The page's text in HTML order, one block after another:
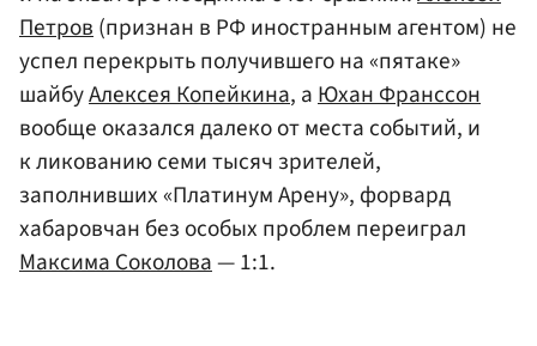
Петров(признан в РФ иностранным агентом) не
успел перекрыть получившего на «пятаке»
шайбуАлексея Копейкина, аЮхан Франссон
вообще оказался далеко от места событий, и
к ликованию семи тысяч зрителей,
заполнивших «Платинум Арену», форвард
хабаровчан без особых проблем переиграл
Максима Соколова— 1:1.